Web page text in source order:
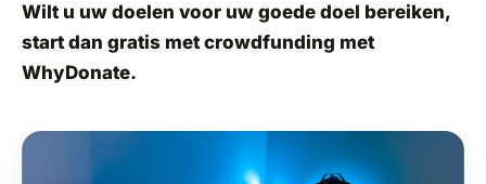
Wilt u uw doelen voor uw goede doel bereiken,
start dan gratis met crowdfunding met
WhyDonate.